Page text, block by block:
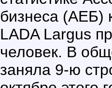
бизнеса (АЕБ)
LADA Largus
человек. В
заняла 9-ю